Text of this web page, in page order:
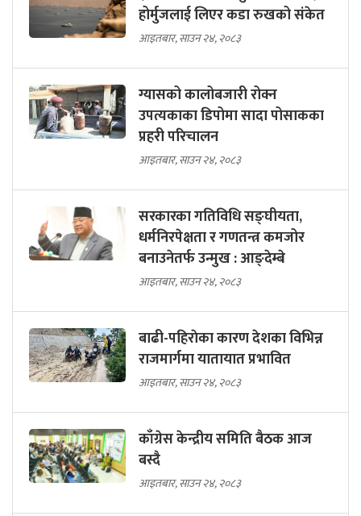
होर्मुजलाई लिएर कडा रुखको संकेत
आइतबार, साउन २४, २०८३
ग्यासको कालोबजारी रोक्न
उपत्यकाका डिपोमा सादा पोसाकका
प्रहरी परिचालन
आइतबार, साउन २४, २०८३
सरकारका गतिविधि सङ्घीयता,
धर्मनिरपेक्षता र गणतन्त्र कमजोर
बनाउनेतर्फ उन्मुख : आङ्देम्बे
आइतबार, साउन २४, २०८३
बाढी-पहिराेका कारण देशका विभिन्न
राजमार्गमा यातायात प्रभावित
आइतबार, साउन २४, २०८३
काँग्रेस केन्द्रीय समिति बैठक आज
बस्दै
आइतबार, साउन २४, २०८३